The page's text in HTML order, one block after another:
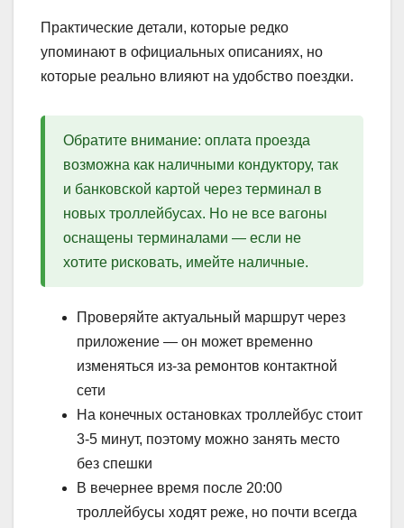
Практические детали, которые редко
упоминают в официальных описаниях, но
которые реально влияют на удобство поездки.
Обратите внимание: оплата проезда
возможна как наличными кондуктору, так
и банковской картой через терминал в
новых троллейбусах. Но не все вагоны
оснащены терминалами — если не
хотите рисковать, имейте наличные.
Проверяйте актуальный маршрут через
приложение — он может временно
изменяться из-за ремонтов контактной
сети
На конечных остановках троллейбус стоит
3-5 минут, поэтому можно занять место
без спешки
В вечернее время после 20:00
троллейбусы ходят реже, но почти всегда